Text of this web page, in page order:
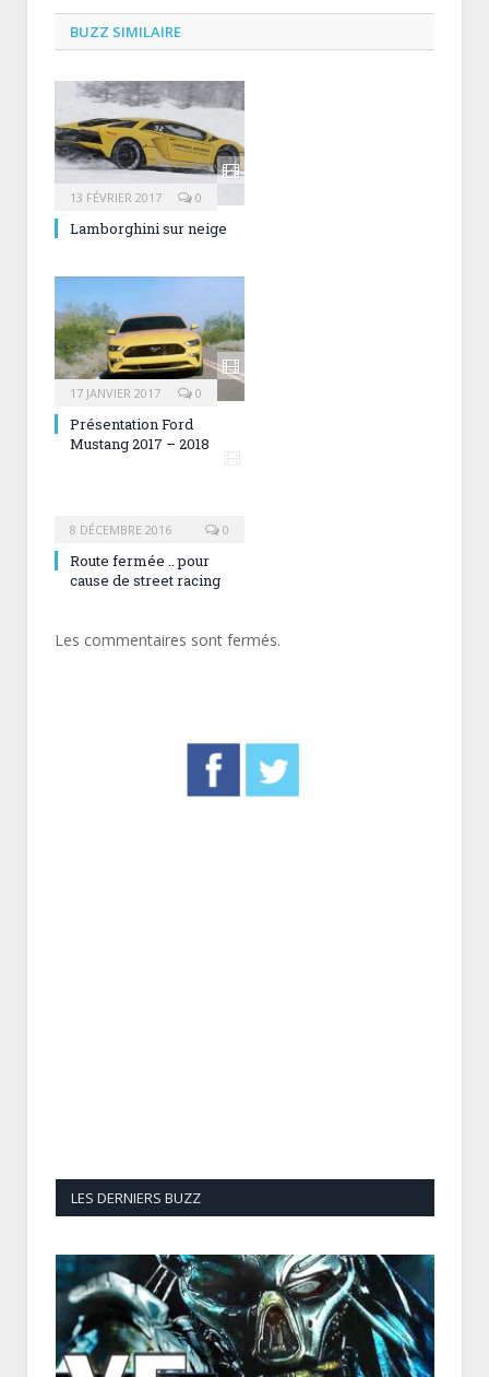
BUZZ SIMILAIRE
13 FÉVRIER 2017 0
Lamborghini sur neige
17 JANVIER 2017 0
Présentation Ford
Mustang 2017 – 2018
8 DÉCEMBRE 2016 0
Route fermée .. pour
cause de street racing
Les commentaires sont fermés.
LES DERNIERS BUZZ